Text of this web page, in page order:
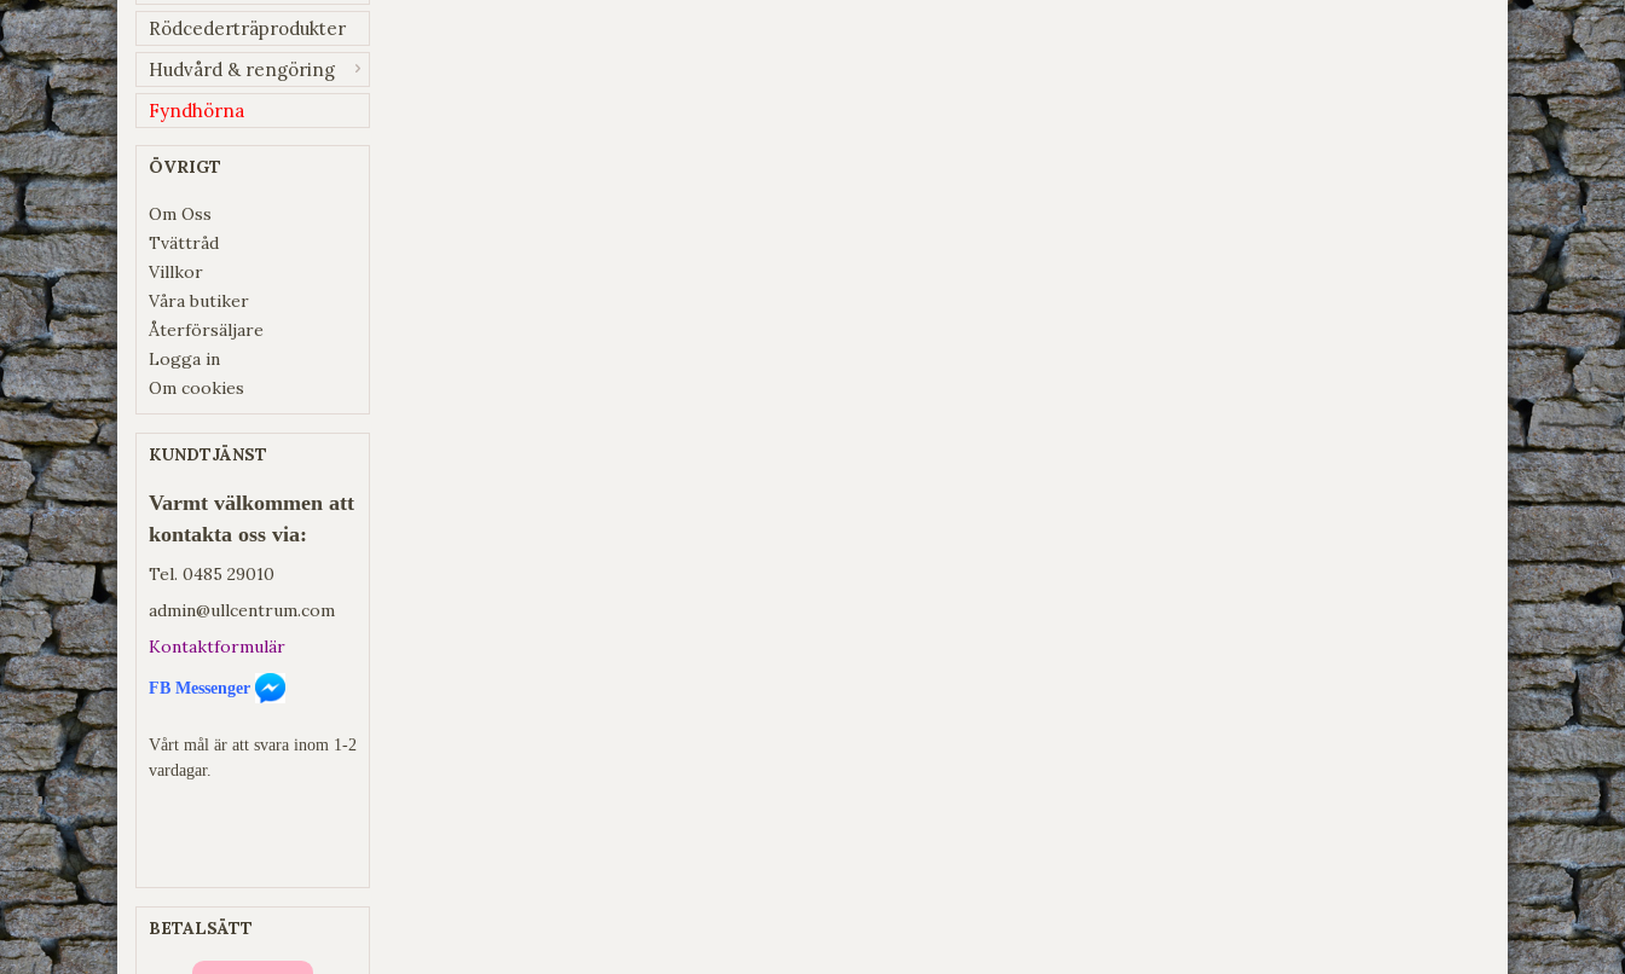
Rödcederträprodukter
Hudvård & rengöring
Fyndhörna
ÖVRIGT
Om Oss
Tvättråd
Villkor
Våra butiker
Återförsäljare
Logga in
Om cookies
KUNDTJÄNST
Varmt välkommen att
kontakta oss via:
Tel. 0485 29010
admin@ullcentrum.com
Kontaktformulär
FB Messenger
Vårt mål är att svara inom 1-2
vardagar.
BETALSÄTT